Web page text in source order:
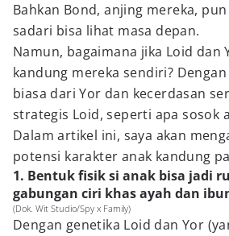
Bahkan Bond, anjing mereka,
sadari bisa lihat masa depan.
Namun, bagaimana jika Loid dan
kandung mereka sendiri?
biasa dari Yor dan kecerdasan
strategis Loid, seperti apa sosok
Dalam artikel ini, saya akan
potensi karakter anak kandung
1. Bentuk fisik si anak bisa jadi
gabungan ciri khas ayah dan
(Dok. Wit Studio/Spy x Family)
Dengan genetika Loid dan Yor